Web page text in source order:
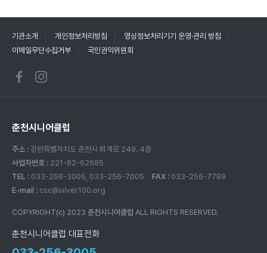
기관소개 개인정보처리방침
영상정보처리기기 운영·관리 방침
이메일무단수집거부
국민권익위원회
춘천시니어클럽
주소 : 강원특별자치도 춘천시 퇴계로 249. 4층
사업자번호 : 221-82-62685
TEL : 033-256-3005, 033-256-7005 FAX : 033-256-7789
E-mail : csc@silver100.org
COPYRIGHT(c) 2023 춘천시니어클럽 ALL RIGHTS RESERVED.
춘천시니어클럽 대표전화